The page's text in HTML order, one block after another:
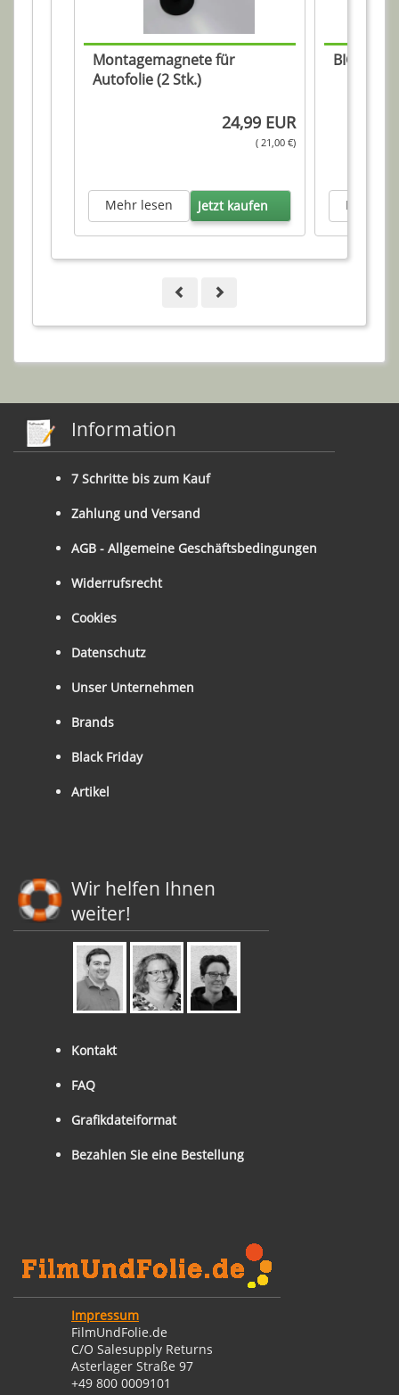
Montagemagnete für
Autofolie (2 Stk.)
24,99 EUR
( 21,00 €)
Mehr lesen Jetzt kaufen
BIG
Mehr
Information
7 Schritte bis zum Kauf
Zahlung und Versand
AGB - Allgemeine Geschäftsbedingungen
Widerrufsrecht
Cookies
Datenschutz
Unser Unternehmen
Brands
Black Friday
Artikel
Wir helfen Ihnen
weiter!
Kontakt
FAQ
Grafikdateiformat
Bezahlen Sie eine Bestellung
Impressum
FilmUndFolie.de
C/O Salesupply Returns
Asterlager Straße 97
+49 800 0009101